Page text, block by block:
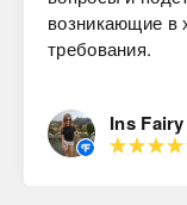
возникающие в
требования.
Ins Fairy